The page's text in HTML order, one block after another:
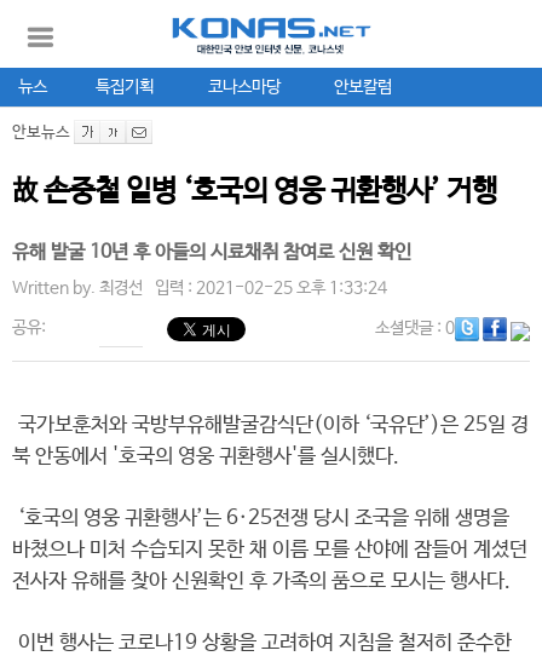
뉴스 특집기획 코나스마당 안보칼럼
안보뉴스
故 손중철 일병 ‘호국의 영웅 귀환행사’ 거행
유해 발굴 10년 후 아들의 시료채취 참여로 신원 확인
Written by. 최경선 입력 : 2021-02-25 오후 1:33:24
공유: 소셜댓글: 0
국가보훈처와 국방부유해발굴감식단(이하 ‘국유단’)은 25일 경
북 안동에서 '호국의 영웅 귀환행사'를 실시했다.
‘호국의 영웅 귀환행사’는 6·25전쟁 당시 조국을 위해 생명을
바쳤으나 미처 수습되지 못한 채 이름 모를 산야에 잠들어 계셨던
전사자 유해를 찾아 신원확인 후 가족의 품으로 모시는 행사다.
이번 행사는 코로나19 상황을 고려하여 지침을 철저히 준수한